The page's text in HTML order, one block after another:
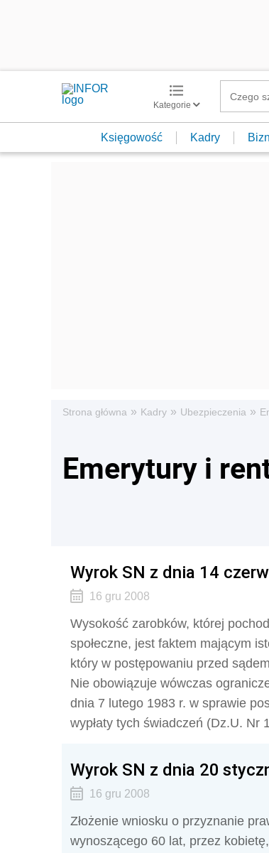
Kategorie
Księgowość Kadry
Strona główna » Kadry » Ubezpieczenia »
Emerytury i
Wyrok SN z dnia 14
16 gru 2008
Wysokość zarobków, której
społeczne, jest faktem mającym
który w postępowaniu przed
Nie obowiązuje wówczas
dnia 7 lutego 1983 r. w sprawie
wypłaty tych świadczeń (Dz.U. Nr
Wyrok SN z dnia 20
16 gru 2008
Złożenie wniosku o przyznanie
wynoszącego 60 lat, przez